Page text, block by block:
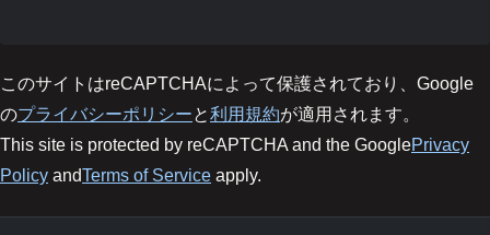
このサイトはreCAPTCHAによって保護されており、Google
のプライバシーポリシーと利用規約が適用されます。
This site is protected by reCAPTCHA and the GooglePrivacy
Policy andTerms of Service apply.